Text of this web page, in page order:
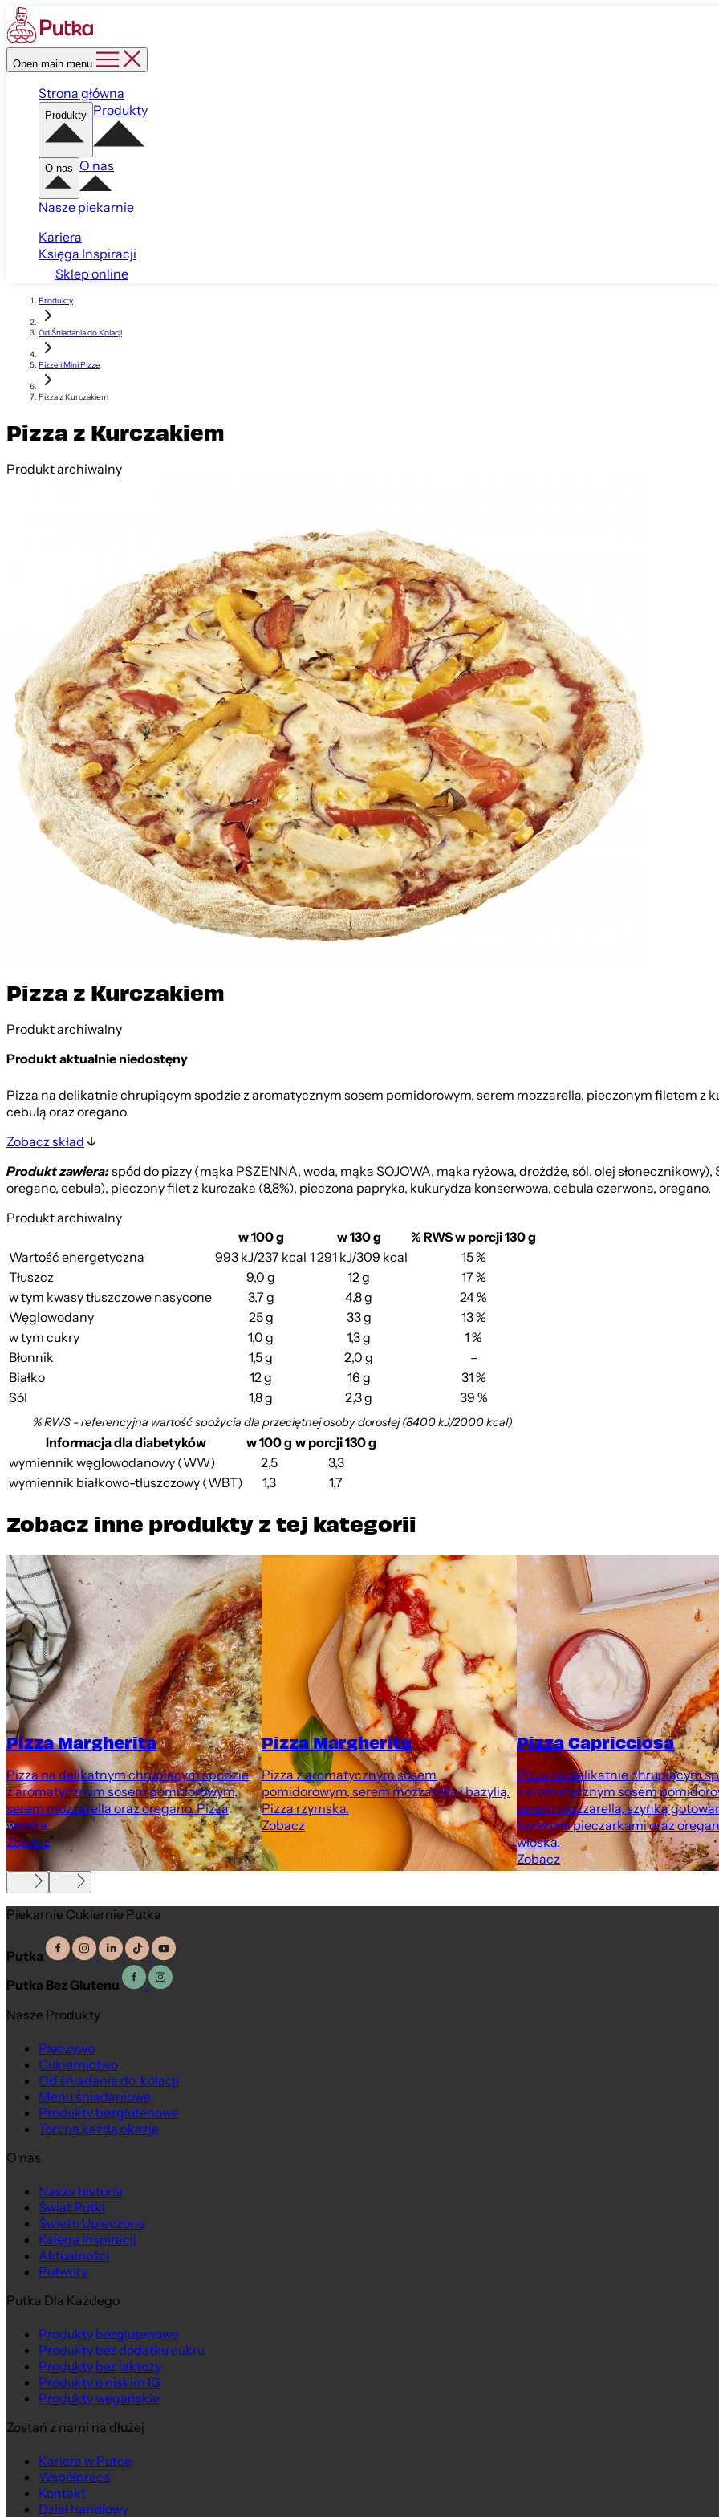
Open main menu
Strona główna
Produkty Produkty
O nas O nas
Nasze piekarnie
Kariera
Księga Inspiracji
Sklep online
Produkty
Od Śniadania do Kolacji
Pizze i Mini Pizze
Pizza z Kurczakiem
Pizza z Kurczakiem
Produkt archiwalny
Pizza z Kurczakiem
Produkt archiwalny
Produkt aktualnie niedostęny
Pizza na delikatnie chrupiącym spodzie z aromatycznym sosem pomidorowym, serem mozzarella, pieczonym filetem z
cebulą oraz oregano.
Zobacz skład
Produkt zawiera:spód do pizzy (mąka PSZENNA, woda, mąka SOJOWA, mąka ryżowa, drożdże, sól, olej
oregano, cebula), pieczony filet z kurczaka (8,8%), pieczona papryka, kukurydza konserwowa, cebula czerwona, oregano.
Produkt archiwalny
w 100 g
w 130 g
% RWS w porcji 130 g
Wartość energetyczna
993 kJ/237 kcal 1 291 kJ/309 kcal
15 %
Tłuszcz
9,0 g 12 g
17 %
w tym kwasy tłuszczowe nasycone
3,7 g 4,8 g
24 %
Węglowodany
25 g 33 g
13 %
w tym cukry
1,0 g 1,3 g
1 %
Błonnik
1,5 g 2,0 g
–
Białko
12 g 16 g
31 %
Sól
1,8 g 2,3 g 39 %
% RWS - referencyjna wartość spożycia dla przeciętnej osoby dorosłej (8400 kJ/2000 kcal)
Informacja dla diabetyków w 100 gw porcji 130 g
wymiennik węglowodanowy (WW)
2,5
3,3
wymiennik białkowo-tłuszczowy (WBT)
1,3 1,7
Zobacz inne produkty z tej kategorii
Pizza włoska
Pizza Margherita
Pizza na delikatnym chrupiącym spodzie
z aromatycznym sosem pomidorowym,
serem mozzarella oraz oregano. Pizza
włoska.
Zobacz
Pizza Margherita
Pizza z aromatycznym sosem
pomidorowym, serem mozzarella i bazylią.
Pizza rzymska.
Zobacz
Pizza Capricciosa
Pizza na delikatnie chrupiącym
z aromatycznym sosem
serem mozzarella, szynką
świeżymi pieczarkami oraz
włoska.
Zobacz
Piekarnie Cukiernie Putka
Putka
Putka Bez Glutenu
Nasze Produkty
Pieczywo
Cukiernictwo
Od śniadania do kolacji
Menu śniadaniowe
Produkty bezglutenowe
Tort na każdą okazję
O nas
Nasza historia
Świat Putki
Świeżo Upieczone
Księga Inspiracji
Aktualności
Putwory
Putka Dla Każdego
Produkty bezglutenowe
Produkty bez dodatku cukru
Produkty bez laktozy
Produkty o niskim IG
Produkty wegańskie
Zostań z nami na dłużej
Kariera w Putce
Współpraca
Kontakt
Dział handlowy